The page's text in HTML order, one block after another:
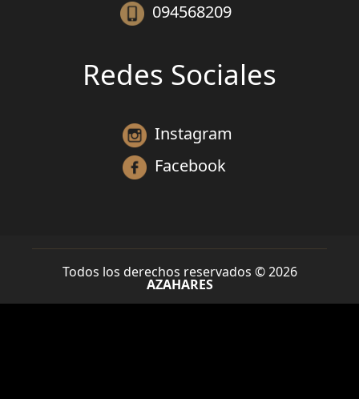
094568209
Redes Sociales
Instagram
Facebook
Todos los derechos reservados © 2026
AZAHARES